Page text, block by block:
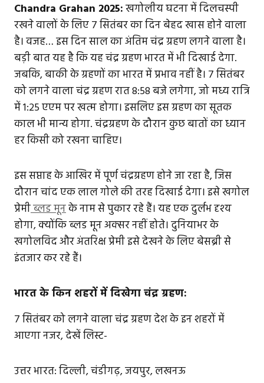
Chandra Grahan 2025:खगोलीय घटना में दिलचस्पी
रखने वालों के लिए 7 सितंबर का दिन बेहद खास होने वाला
है। वजह… इस दिन साल का अंतिम चंद्र ग्रहण लगने वाला है।
बड़ी बात यह है कि यह चंद्र ग्रहण भारत में भी दिखाई देगा.
जबकि, बाकी के ग्रहणों का भारत में प्रभाव नहीं है। 7 सितंबर
को लगने वाला चंद्र ग्रहण रात 8:58 बजे लगेगा, जो मध्य रात्रि
में 1:25 एएम पर खत्म होगा। इसलिए इस ग्रहण का सूतक
काल भी मान्य होगा. चंद्रग्रहण के दौरान कुछ बातों का ध्यान
हर किसी को रखना चाहिए।
इस सप्ताह के आखिर में पूर्ण चंद्रग्रहण होने जा रहा है, जिस
दौरान चांद एक लाल गोले की तरह दिखाई देगा। इसे खगोल
प्रेमीब्लड मूनके नाम से पुकार रहे हैं। यह एक दुर्लभ दृश्य
होगा, क्योंकि ब्लड मून अक्सर नहीं होते। दुनियाभर के
खगोलविद और अंतरिक्ष प्रेमी इसे देखने के लिए बेसब्री से
इंतजार कर रहे हैं।
भारत के किन शहरों में दिखेगा चंद्र ग्रहण:
7 सितंबर को लगने वाला चंद्र ग्रहण देश के इन शहरों में
आएगा नजर, देखें लिस्ट-
उत्तर भारत: दिल्ली, चंडीगढ़, जयपुर, लखनऊ